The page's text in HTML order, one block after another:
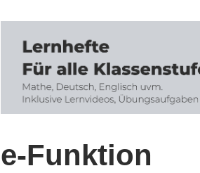
e-Funktion